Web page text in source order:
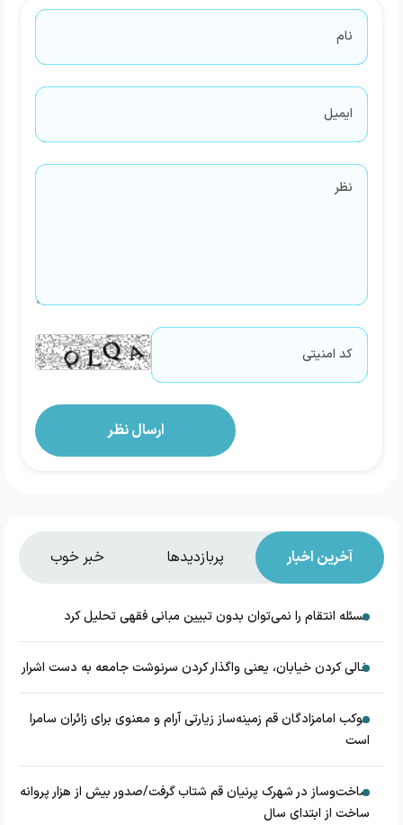
آخرین اخبار پربازدیدها خبر خوب
مسئله انتقام را نمی‌توان بدون تبیین مبانی فقهی تحلیل کرد
خالی کردن خیابان، یعنی واگذار کردن سرنوشت جامعه به دست اشرار
موکب امامزادگان قم زمینه‌ساز زیارتی آرام و معنوی برای زائران سامرا
است
ساخت‌وساز در شهرک پرنیان قم شتاب گرفت/صدور بیش از هزار پروانه
ساخت از ابتدای سال